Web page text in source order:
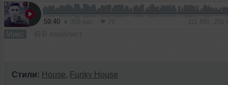
59:40
Микс
Стили: House, Funky House